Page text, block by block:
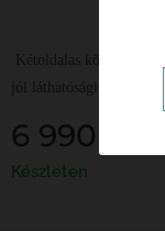
Kétoldalas kötött
jól láthatósági belső
6 990
Készleten